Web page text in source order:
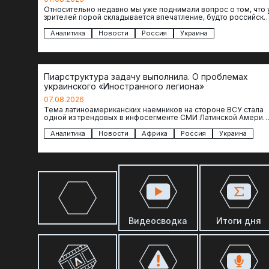
Относительно недавно мы уже поднимали вопрос о том, что
зрителей порой складывается впечатление, будто российские
Аналитика Новости Россия Украина
Пиарструктура задачу выполнила. О проблемах
украинского «Иностранного легиона»
07.08.2026
Тема латиноамериканских наемников на стороне ВСУ стала
одной из трендовых в инфосегменте СМИ Латинской Америки.
Аналитика Новости Африка Россия Украина
Видеосводка Итоги дня